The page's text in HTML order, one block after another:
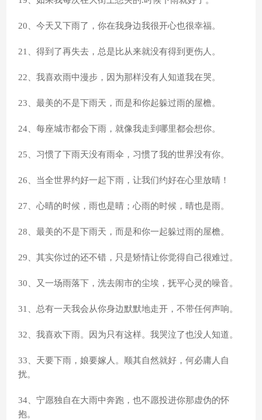
20、今天又下雨了，你在我身边我很开心也很幸福。
21、得到了再失去，总是比从来就没有得到更伤人。
22、我喜欢雨中漫步，因为那样没有人知道我在哭。
23、最美的不是下雨天，而是和你起躲过雨的屋檐。
24、每座城市都会下雨，就像我走到哪里都会想你。
25、习惯了下雨天没有雨伞，习惯了我的世界没有你。
26、当全世界约好一起下雨，让我们约好在心里放晴！
27、心晴的时候，雨也是晴；心雨的时候，晴也是雨。
28、最美的不是下雨天，而是和你一起躲过雨的屋檐。
29、其实你过的还不错，只是矫情让你觉得自己很难过。
30、又一场雨落下，洗去闹市的尘埃，抚平心灵的噪音。
31、总有一天我会从你身边默默地走开，不带任何声响。
32、我喜欢下雨。因为只有这样。我哭泣了也没人知道。
33、天要下雨，娘要嫁人。顺其自然就好，何必庸人自
扰。
34、宁愿独自在大雨中奔跑，也不愿投进你那虚伪的怀
抱。